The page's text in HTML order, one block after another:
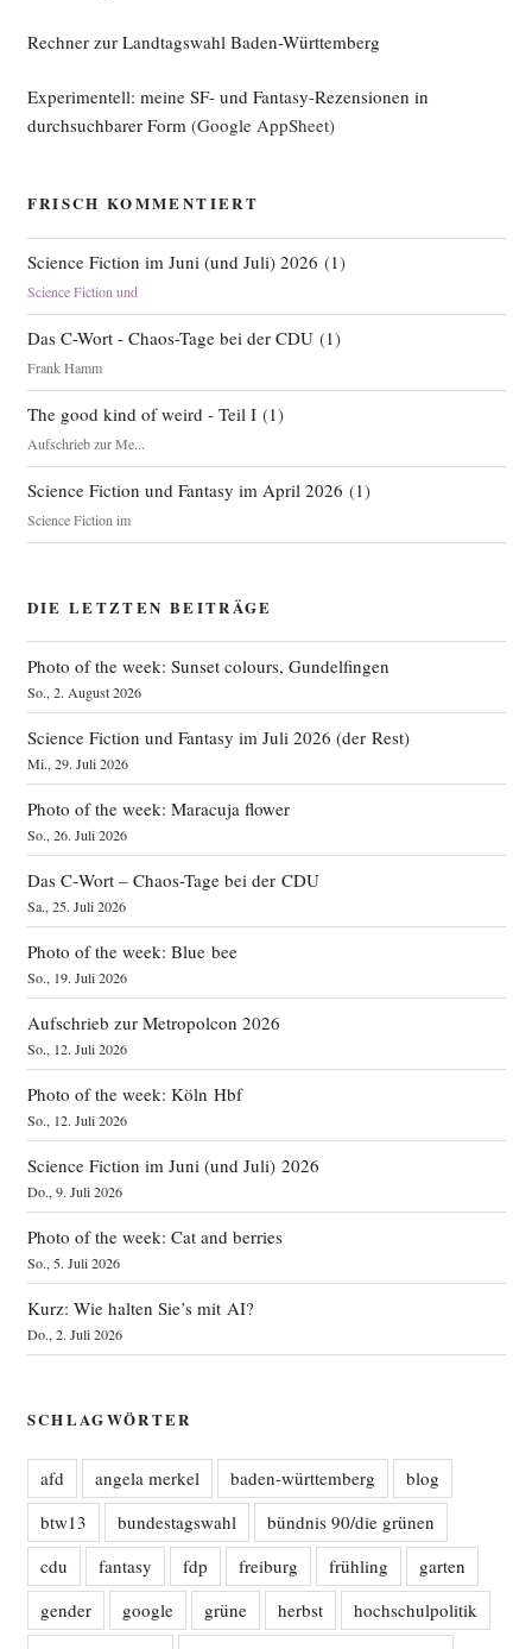
Rechner zur Landtagswahl Baden-Württemberg
Experimentell: meine SF- und Fantasy-Rezensionen in
durchsuchbarer Form(Google AppSheet)
FRISCH KOMMENTIERT
Science Fiction im Juni (und Juli) 2026 (1)
Science Fiction und
Das C-Wort - Chaos-Tage bei der CDU(1)
Frank Hamm
The good kind of weird - Teil I(1)
Aufschrieb zur Me...
Science Fiction und Fantasy im April 2026 (1)
Science Fiction im
DIE LETZTEN BEITRÄGE
Photo of the week: Sunset colours, Gundelfingen
So., 2. August 2026
Science Fiction und Fantasy im Juli 2026 (der Rest)
Mi., 29. Juli 2026
Photo of the week: Maracuja flower
So., 26. Juli 2026
Das C‑Wort – Chaos-Tage bei der CDU
Sa., 25. Juli 2026
Photo of the week: Blue bee
So., 19. Juli 2026
Aufschrieb zur Metropolcon 2026
So., 12. Juli 2026
Photo of the week: Köln Hbf
So., 12. Juli 2026
Science Fiction im Juni (und Juli) 2026
Do., 9. Juli 2026
Photo of the week: Cat and berries
So., 5. Juli 2026
Kurz: Wie halten Sie’s mit AI?
Do., 2. Juli 2026
SCHLAGWÖRTER
afd angela merkel baden-württemberg
blog
btw13
bundestagswahl
bündnis 90/die grünen
cdu
fantasy fdp freiburg frühling
garten
gender
google grüne herbst
hochschulpolitik